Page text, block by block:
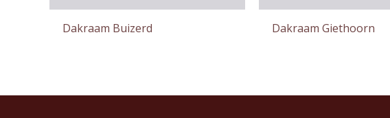
Dakraam Buizerd Dakraam Giethoorn